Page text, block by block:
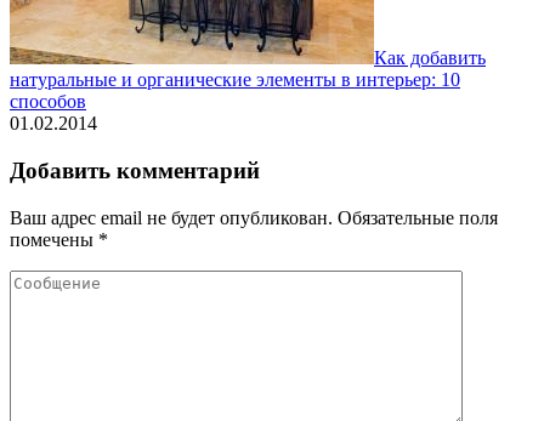
Как добавить
натуральные и органические элементы в интерьер: 10
способов
01.02.2014
Добавить комментарий
Ваш адрес email не будет опубликован. Обязательные поля
помечены *